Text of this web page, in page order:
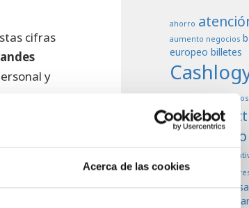
Acerca de las cookies
cifras
y
que un
mucho
tu
ahorro
aumento negocios
europeo billetes
dificultades negocios
dinero
en efectivo
economia
Efectivo
empresas
estrategia de